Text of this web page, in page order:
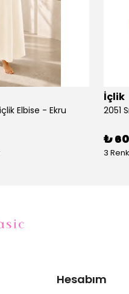
Elbise - Ekru
İçlik
2051
₺
3
Hesabım